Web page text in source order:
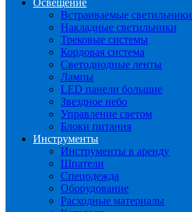
Встраиваемые светильники
Накладные светильники
Трековые системы
Кордовая система
Светодиодные ленты
Лампы
LED панели большие
Звездное небо
Управление светом
Блоки питания
Инструменты
Инструменты в аренду
Шпатели
Спецодежда
Оборудование
Расходные материалы